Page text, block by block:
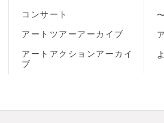
コンサート
アートツアーアーカイブ
アートアクションアーカイ
ブ